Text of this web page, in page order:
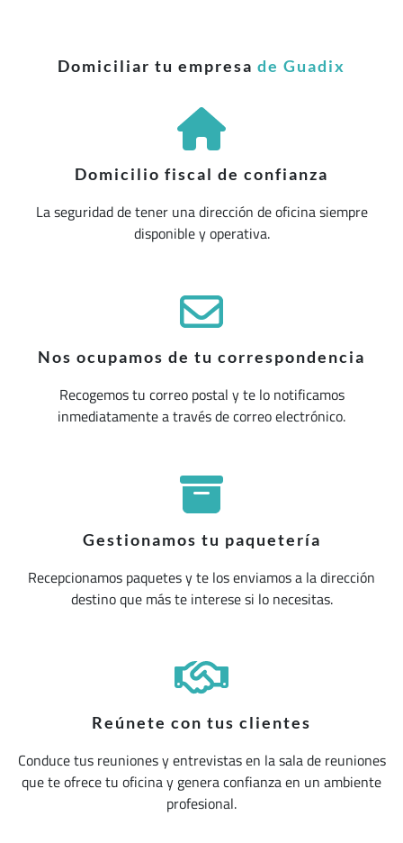
Domiciliar tu empresa de Guadix
Domicilio fiscal de confianza
La seguridad de tener una dirección de oficina siempre
disponible y operativa.
Nos ocupamos de tu correspondencia
Recogemos tu correo postal y te lo notificamos
inmediatamente a través de correo electrónico.
Gestionamos tu paquetería
Recepcionamos paquetes y te los enviamos a la dirección
destino que más te interese si lo necesitas.
Reúnete con tus clientes
Conduce tus reuniones y entrevistas en la sala de reuniones
que te ofrece tu oficina y genera confianza en un ambiente
profesional.